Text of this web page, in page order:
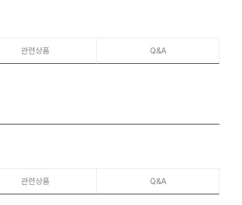
관련상품 Q&A
관련상품 Q&A